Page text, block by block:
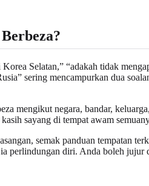
Selatan,” “adakah tidak
sering mencampurkan dua
mengikut negara, bandar,
sayang di tempat awam
semak panduan tempatan
perlindungan diri. Anda boleh